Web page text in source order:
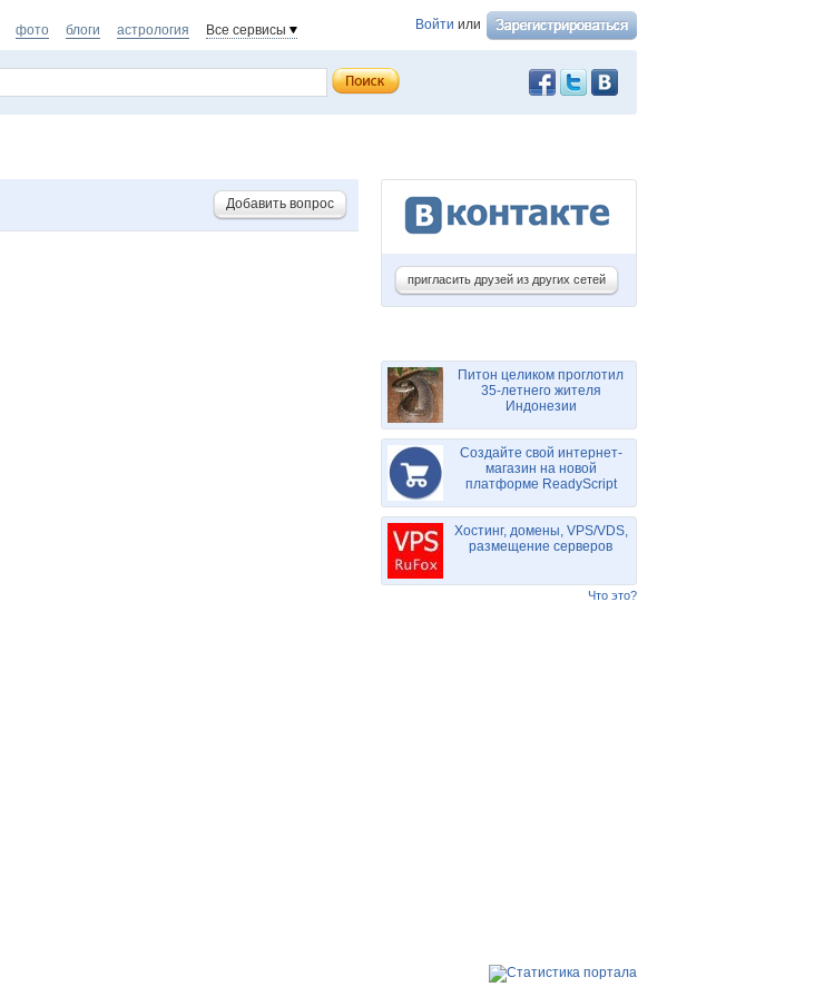
Войти или
фото блоги астрология Все сервисы
Добавить вопрос
пригласить друзей из других сетей
Питон целиком проглотил
35-летнего жителя
Индонезии
Создайте свой интернет-
магазин на новой
платформе ReadyScript
Хостинг, домены, VPS/VDS,
размещение серверов
Что это?